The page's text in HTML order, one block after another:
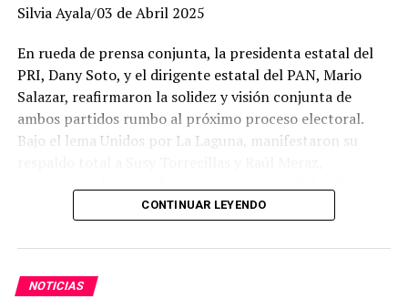
Silvia Ayala/03 de Abril 2025
En rueda de prensa conjunta, la presidenta estatal del
PRI, Dany Soto, y el dirigente estatal del PAN, Mario
Salazar, reafirmaron la solidez y visión conjunta de
ambos partidos rumbo al próximo proceso electoral.
Bajo el lema Unidos por La Laguna, manifestaron su
Gómez Palacio, respectivamente, a quienes describieron
como perfiles con preparación, experiencia y profundo
arraigo en sus comunidades.
Dany Soto aseguró que la alianza entre PRI y PAN no
CONTINUAR LEYENDO
NOTICIAS